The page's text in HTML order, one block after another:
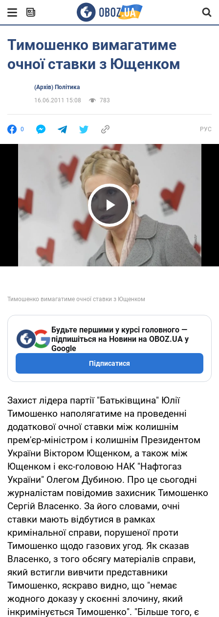
Тимошенко вимагатиме
очної ставки з Ющенком
(Архів) Політика
16.06.2011 15:08
783
0 РУС
Play Video
Будьте першими у курсі головного —
підпишіться на Новини на OBOZ.UA у
Google
Підписатися
Захист лідера партії "Батьківщина" Юлії
Тимошенко наполягатиме на проведенні
додаткової очної ставки між колишнім
прем'єр-міністром і колишнім Президентом
України Віктором Ющенком, а також між
Ющенком і екс-головою НАК "Нафтогаз
України" Олегом Дубиною. Про це сьогодні
журналістам повідомив захисник Тимошенко
Сергій Власенко. За його словами, очні
ставки мають відбутися в рамках
кримінальної справи, порушеної проти
Тимошенко щодо газових угод. Як сказав
Власенко, з того обсягу матеріалів справи,
який встигли вивчити представники
Тимошенко, яскраво видно, що "немає
жодного доказу у скоєнні злочину, який
інкримінується Тимошенко". "Більше того, є